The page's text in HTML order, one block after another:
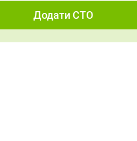
Додати СТО